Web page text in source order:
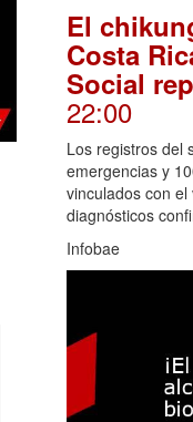
El
Costa
Social
22:00
Los registros del
emergencias y
vinculados con
diagnósticos
Infobae